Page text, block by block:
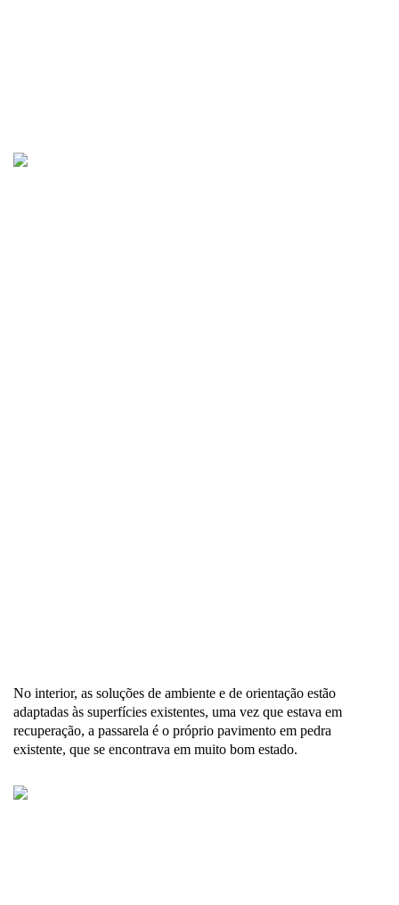
No interior, as soluções de ambiente e de orientação estão
adaptadas às superfícies existentes, uma vez que estava em
recuperação, a passarela é o próprio pavimento em pedra
existente, que se encontrava em muito bom estado.